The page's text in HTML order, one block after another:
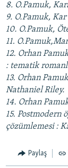
8. O.Pamuk,
9. O.Pamuk, Kar
10. O.Pamuk,
11.
12. Orhan
: tematik
13. Orhan
Nathaniel Riley.
14. Orhan
15. Postmodern
çözümlemesi :
Paylaş